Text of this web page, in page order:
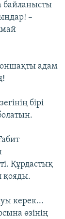
байланысты
–
оншақты адам
бірі
Құрдастық
қояды.
керек...
өзінің